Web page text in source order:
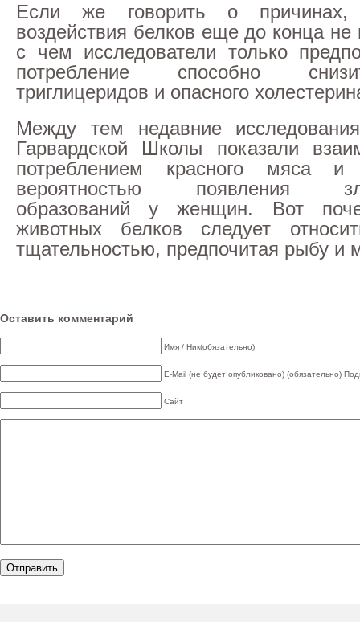
Если же говорить о
воздействия белков еще до конца не
с чем исследователи только
потребление способно
триглицеридов и опасного
Между тем недавние
Гарвардской Школы показали
потреблением красного мяса и
вероятностью появления
образований у женщин. Вот
животных белков следует
тщательностью, предпочитая рыбу и
Оставить комментарий
Имя / Ник(обязательно)
E-Mail (не будет опубликовано) (обязательно)
Сайт